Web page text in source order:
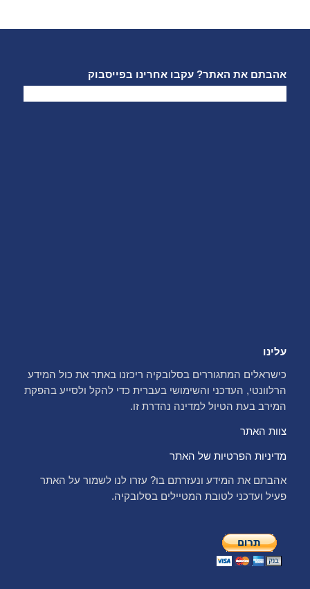
אהבתם את האתר? עקבו אחרינו בפייסבוק
עלינו
כישראלים המתגוררים בסלובקיה ריכזנו באתר את כול המידע
הרלוונטי, העדכני והשימושי בעברית כדי להקל ולסייע בהפקת
המירב בעת הטיול למדינה נהדרת זו.
צוות האתר
מדיניות הפרטיות של האתר
אהבתם את המידע ונעזרתם בו? עזרו לנו לשמור על האתר
פעיל ועדכני לטובת המטיילים בסלובקיה.